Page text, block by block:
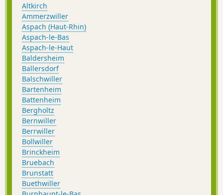
Altkirch
Ammerzwiller
Aspach (Haut-Rhin)
Aspach-le-Bas
Aspach-le-Haut
Baldersheim
Ballersdorf
Balschwiller
Bartenheim
Battenheim
Bergholtz
Bernwiller
Berrwiller
Bollwiller
Brinckheim
Bruebach
Brunstatt
Buethwiller